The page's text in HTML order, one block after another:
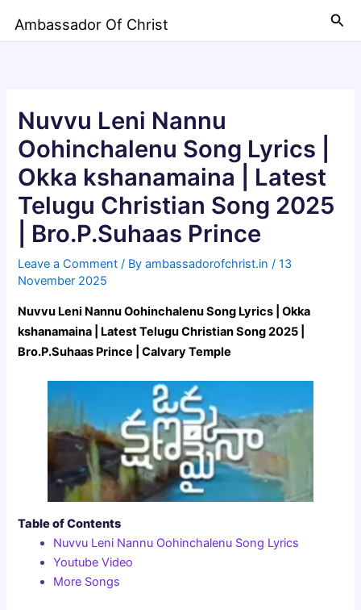
Ambassador Of Christ
Nuvvu Leni Nannu
Oohinchalenu Song Lyrics |
Okka kshanamaina | Latest
Telugu Christian Song 2025
| Bro.P.Suhaas Prince
Leave a Comment / Byambassadorofchrist.in/13
November 2025
Nuvvu Leni Nannu Oohinchalenu Song Lyrics | Okka
kshanamaina | Latest Telugu Christian Song 2025 |
Bro.P.Suhaas Prince | Calvary Temple
Table of Contents
Nuvvu Leni Nannu Oohinchalenu Song Lyrics
Youtube Video
More Songs